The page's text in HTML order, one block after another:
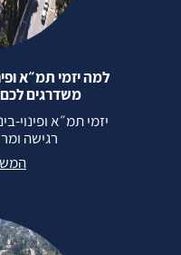
למה יזמי תמ״א
משדרגים לכם
יזמי תמ״א
רגישה